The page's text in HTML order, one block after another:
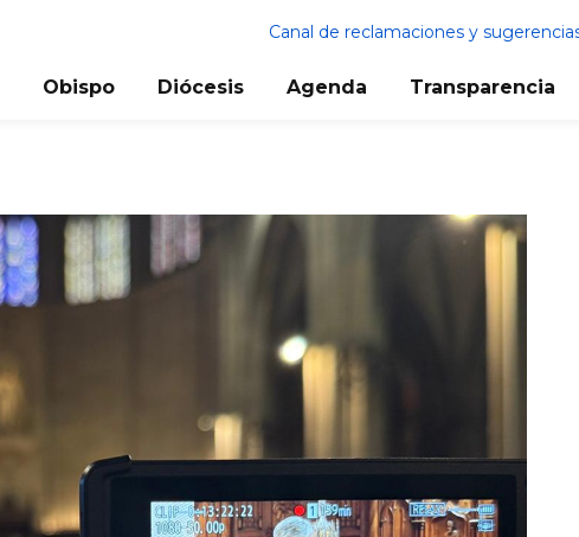
Canal de reclamaciones y
Obispo Diócesis Agenda Transparencia